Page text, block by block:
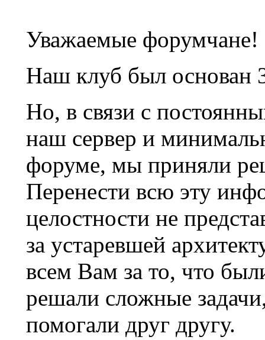
Уважаемые форумчане!
Наш клуб был основан
Но, в связи с
наш сервер и
форуме, мы приняли
Перенести всю эту
целостности не
за устаревшей
всем Вам за то, что
решали сложные
помогали друг другу.